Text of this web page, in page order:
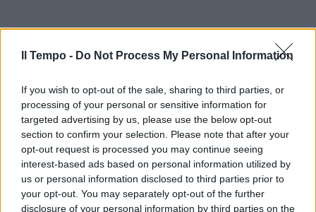
Il Tempo - Do Not Process My Personal Information
If you wish to opt-out of the sale, sharing to third parties, or
processing of your personal or sensitive information for
targeted advertising by us, please use the below opt-out
section to confirm your selection. Please note that after your
opt-out request is processed you may continue seeing
interest-based ads based on personal information utilized by
us or personal information disclosed to third parties prior to
your opt-out. You may separately opt-out of the further
disclosure of your personal information by third parties on the